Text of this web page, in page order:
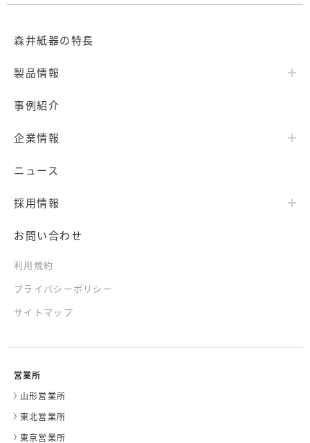
森井紙器の特長
製品情報
事例紹介
企業情報
ニュース
採用情報
お問い合わせ
利用規約
プライバシーポリシー
サイトマップ
営業所
山形営業所
東北営業所
東京営業所